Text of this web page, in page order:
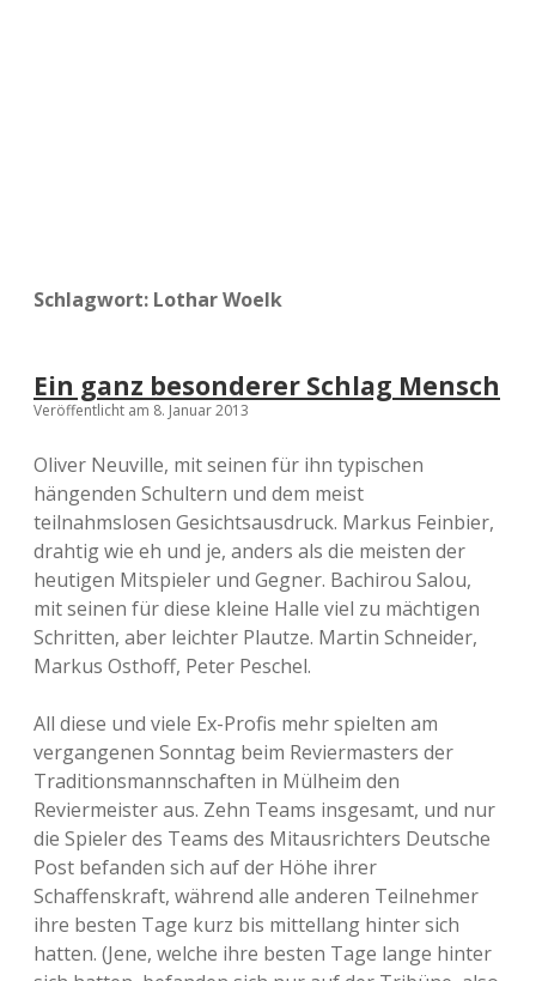
Schlagwort: Lothar Woelk
Ein ganz besonderer Schlag Mensch
Veröffentlicht am 8. Januar 2013
Oliver Neuville, mit seinen für ihn typischen
hängenden Schultern und dem meist
teilnahmslosen Gesichtsausdruck. Markus Feinbier,
drahtig wie eh und je, anders als die meisten der
heutigen Mitspieler und Gegner. Bachirou Salou,
mit seinen für diese kleine Halle viel zu mächtigen
Schritten, aber leichter Plautze. Martin Schneider,
Markus Osthoff, Peter Peschel.
All diese und viele Ex-Profis mehr spielten am
vergangenen Sonntag beim Reviermasters der
Traditionsmannschaften in Mülheim den
Reviermeister aus. Zehn Teams insgesamt, und nur
die Spieler des Teams des Mitausrichters Deutsche
Post befanden sich auf der Höhe ihrer
Schaffenskraft, während alle anderen Teilnehmer
ihre besten Tage kurz bis mittellang hinter sich
hatten. (Jene, welche ihre besten Tage lange hinter